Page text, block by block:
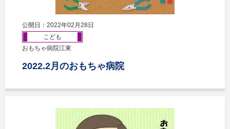
公開日：2022年02月28日
こども
おもちゃ病院江東
2022.2月のおもちゃ病院